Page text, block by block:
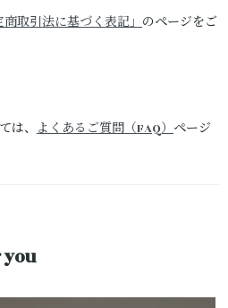
商取引法に基づく表記」 のページをご
は、 よくあるご質問（FAQ） ページ